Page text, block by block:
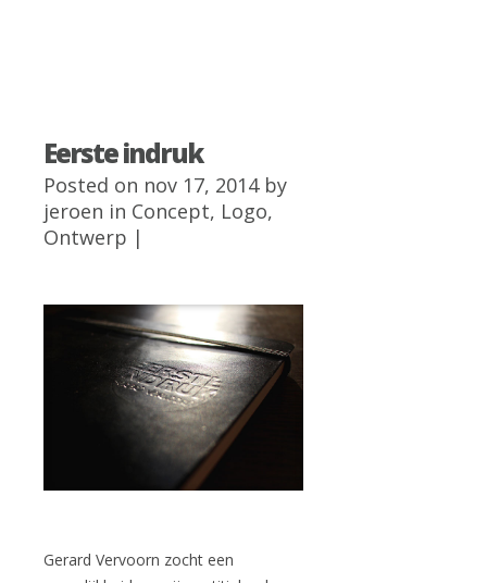
Eerste indruk
Posted on nov 17, 2014 by
jeroen in Concept, Logo,
Ontwerp |
Gerard Vervoorn zocht een